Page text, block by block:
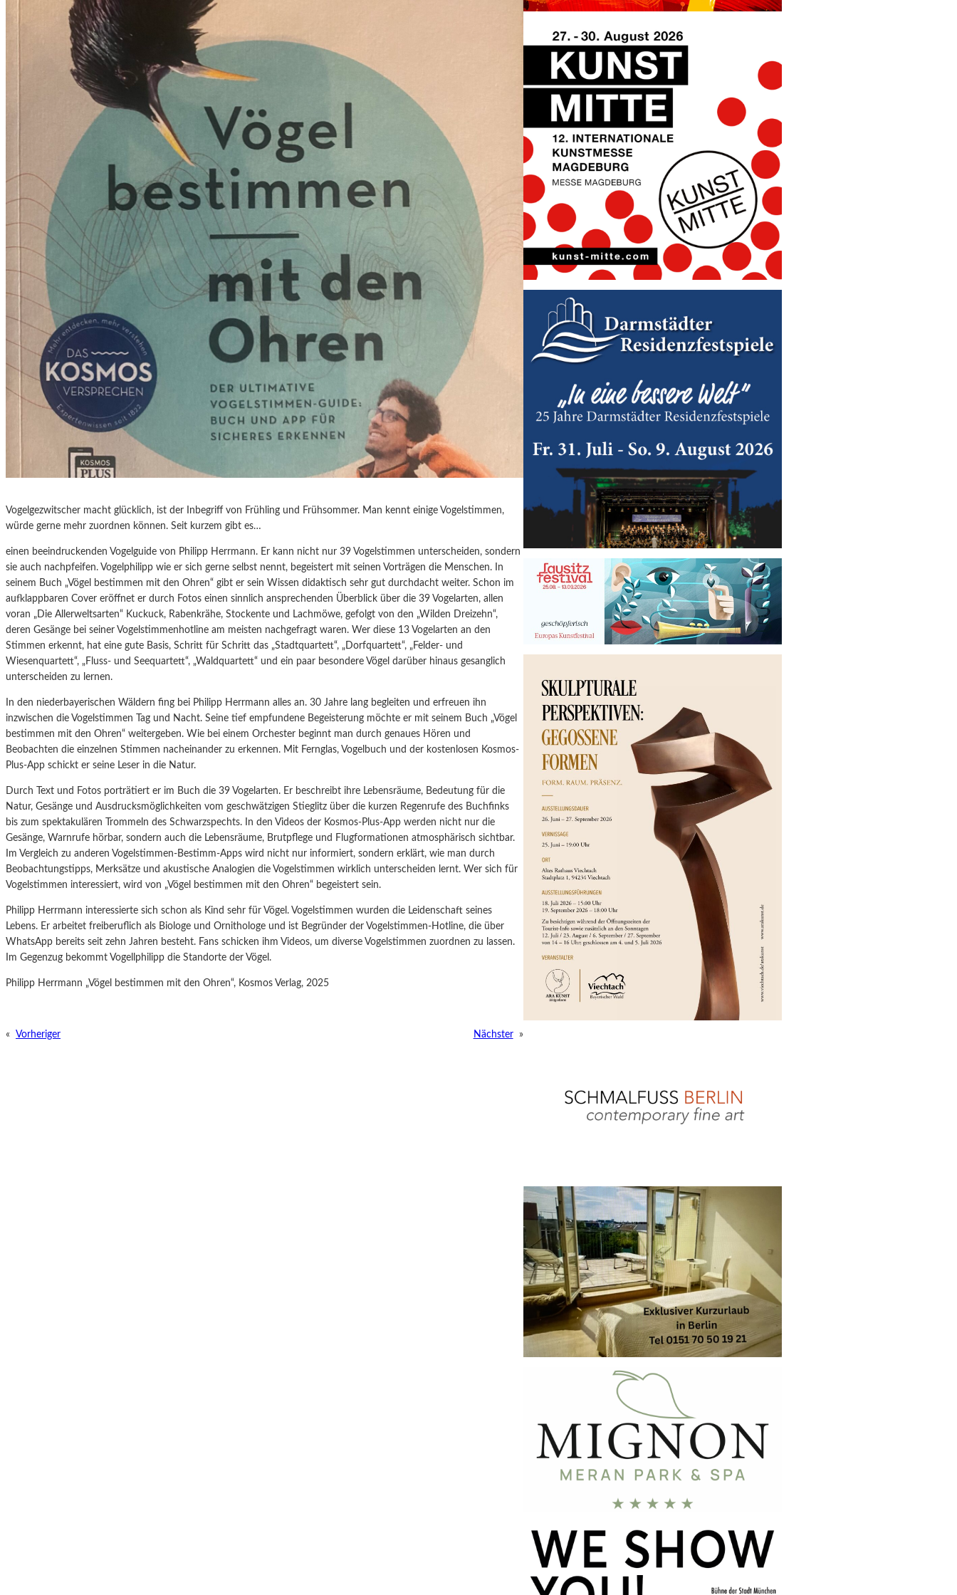
Vogelgezwitscher macht glücklich, ist der Inbegriff von Frühling und Frühsommer. Man kennt einige Vogelstimmen,
würde gerne mehr zuordnen können. Seit kurzem gibt es…
einen beeindruckenden Vogelguide von Philipp Herrmann. Er kann nicht nur 39 Vogelstimmen unterscheiden, sondern
sie auch nachpfeifen. Vogelphilipp wie er sich gerne selbst nennt, begeistert mit seinen Vorträgen die Menschen. In
seinem Buch „Vögel bestimmen mit den Ohren“ gibt er sein Wissen didaktisch sehr gut durchdacht weiter. Schon im
aufklappbaren Cover eröffnet er durch Fotos einen sinnlich ansprechenden Überblick über die 39 Vogelarten, allen
voran „Die Allerweltsarten“ Kuckuck, Rabenkrähe, Stockente und Lachmöwe, gefolgt von den „Wilden Dreizehn“,
deren Gesänge bei seiner Vogelstimmenhotline am meisten nachgefragt waren. Wer diese 13 Vogelarten an den
Stimmen erkennt, hat eine gute Basis, Schritt für Schritt das „Stadtquartett“, „Dorfquartett“, „Felder- und
Wiesenquartett“, „Fluss- und Seequartett“, „Waldquartett“ und ein paar besondere Vögel darüber hinaus gesanglich
unterscheiden zu lernen.
In den niederbayerischen Wäldern fing bei Philipp Herrmann alles an. 30 Jahre lang begleiten und erfreuen ihn
inzwischen die Vogelstimmen Tag und Nacht. Seine tief empfundene Begeisterung möchte er mit seinem Buch „Vögel
bestimmen mit den Ohren“ weitergeben. Wie bei einem Orchester beginnt man durch genaues Hören und
Beobachten die einzelnen Stimmen nacheinander zu erkennen. Mit Fernglas, Vogelbuch und der kostenlosen Kosmos-
Plus-App schickt er seine Leser in die Natur.
Durch Text und Fotos porträtiert er im Buch die 39 Vogelarten. Er beschreibt ihre Lebensräume, Bedeutung für die
Natur, Gesänge und Ausdrucksmöglichkeiten vom geschwätzigen Stieglitz über die kurzen Regenrufe des Buchfinks
bis zum spektakulären Trommeln des Schwarzspechts. In den Videos der Kosmos-Plus-App werden nicht nur die
Gesänge, Warnrufe hörbar, sondern auch die Lebensräume, Brutpflege und Flugformationen atmosphärisch sichtbar.
Im Vergleich zu anderen Vogelstimmen-Bestimm-Apps wird nicht nur informiert, sondern erklärt, wie man durch
Beobachtungstipps, Merksätze und akustische Analogien die Vogelstimmen wirklich unterscheiden lernt. Wer sich für
Vogelstimmen interessiert, wird von „Vögel bestimmen mit den Ohren“ begeistert sein.
Philipp Herrmann interessierte sich schon als Kind sehr für Vögel. Vogelstimmen wurden die Leidenschaft seines
Lebens. Er arbeitet freiberuflich als Biologe und Ornithologe und ist Begründer der Vogelstimmen-Hotline, die über
WhatsApp bereits seit zehn Jahren besteht. Fans schicken ihm Videos, um diverse Vogelstimmen zuordnen zu lassen.
Im Gegenzug bekommt Vogellphilipp die Standorte der Vögel.
Philipp Herrmann „Vögel bestimmen mit den Ohren“, Kosmos Verlag, 2025
« Vorheriger Nächster »